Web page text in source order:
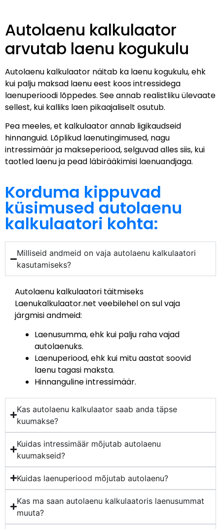
Autolaenu kalkulaator
arvutab laenu kogukulu
Autolaenu kalkulaator näitab ka laenu kogukulu, ehk
kui palju maksad laenu eest koos intressidega
laenuperioodi lõppedes. See annab realistliku ülevaate
sellest, kui kalliks laen pikaajaliselt osutub.
Pea meeles, et kalkulaator annab ligikaudseid
hinnanguid. Lõplikud laenutingimused, nagu
intressimäär ja makseperiood, selguvad alles siis, kui
taotled laenu ja pead läbirääkimisi laenuandjaga.
Korduma kippuvad
küsimused autolaenu
kalkulaatori kohta:
Milliseid andmeid on vaja autolaenu kalkulaatori
kasutamiseks?
Autolaenu kalkulaatori täitmiseks
Laenukalkulaator.net veebilehel on sul vaja
järgmisi andmeid:
Laenusumma, ehk kui palju raha vajad
autolaenuks.
Laenuperiood, ehk kui mitu aastat soovid
laenu tagasi maksta.
Hinnanguline intressimäär.
Kas autolaenu kalkulaator saab anda täpse
kuumakse?
Kuidas intressimäär mõjutab autolaenu
kuumakseid?
Kuidas laenuperiood mõjutab autolaenu?
Kas ma saan autolaenu kalkulaatoris laenusummat
muuta?